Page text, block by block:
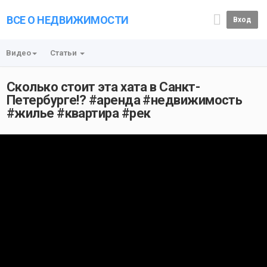
ВСЕ О НЕДВИЖИМОСТИ Вход
Видео Статьи
Сколько стоит эта хата в Санкт-
Петербурге!? #аренда #недвижимость
#жилье #квартира #рек